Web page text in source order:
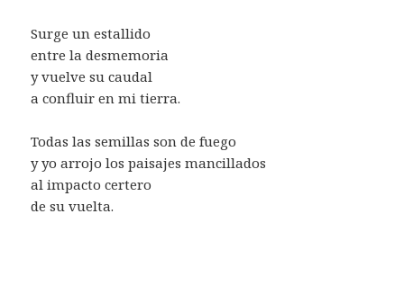
Surge un estallido
entre la desmemoria
y vuelve su caudal
a confluir en mi tierra.
Todas las semillas son de fuego
y yo arrojo los paisajes mancillados
al impacto certero
de su vuelta.